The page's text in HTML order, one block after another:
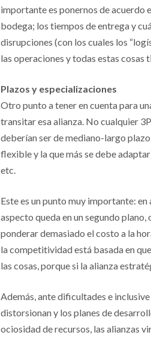
importante es ponernos de acuerdo
bodega; los tiempos de entrega y
disrupciones (con los cuales los
las operaciones y todas estas cosas
Plazos y especializaciones
Otro punto a tener en cuenta para
transitar esa alianza. No cualquier
deberían ser de mediano-largo
flexible y la que más se debe
etc.
Este es un punto muy importante:
aspecto queda en un segundo
ponderar demasiado el costo a la
la competitividad está basada en
las cosas, porque si la alianza
Además, ante dificultades e
distorsionan y los planes de
ociosidad de recursos, las alianzas